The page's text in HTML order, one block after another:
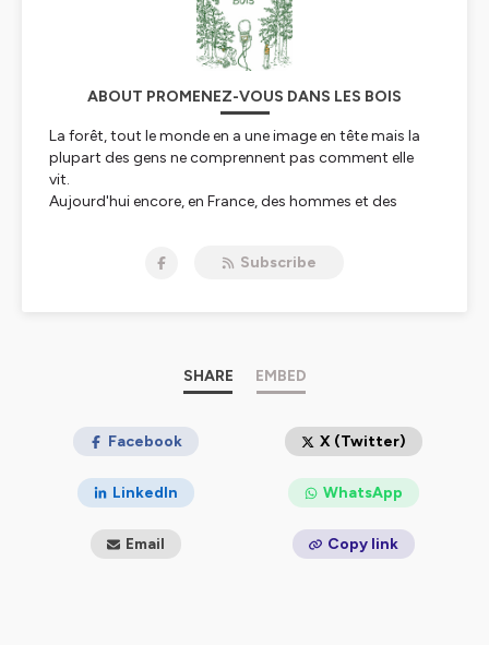
ABOUT PROMENEZ-VOUS DANS LES BOIS
La forêt, tout le monde en a une image en tête mais la
plupart des gens ne comprennent pas comment elle
vit.
Aujourd'hui encore, en France, des hommes et des
Promenez-vous dans les bois, c'est un podcast en 6
pour plus d'informations.
Subscribe
SHARE EMBED
Facebook X (Twitter)
LinkedIn WhatsApp
Email Copy link